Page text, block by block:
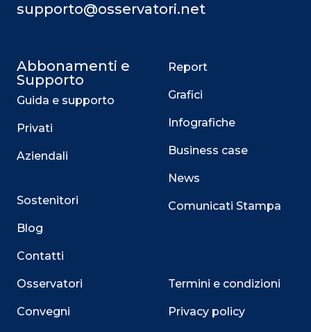
supporto@osservatori.net
Abbonamenti e
Supporto
Guida e supporto
Privati
Aziendali
Sostenitori
Blog
Contatti
Osservatori
Convegni
Report
Grafici
Infografiche
Business case
News
Comunicati Stampa
Termini e condizioni
Privacy policy